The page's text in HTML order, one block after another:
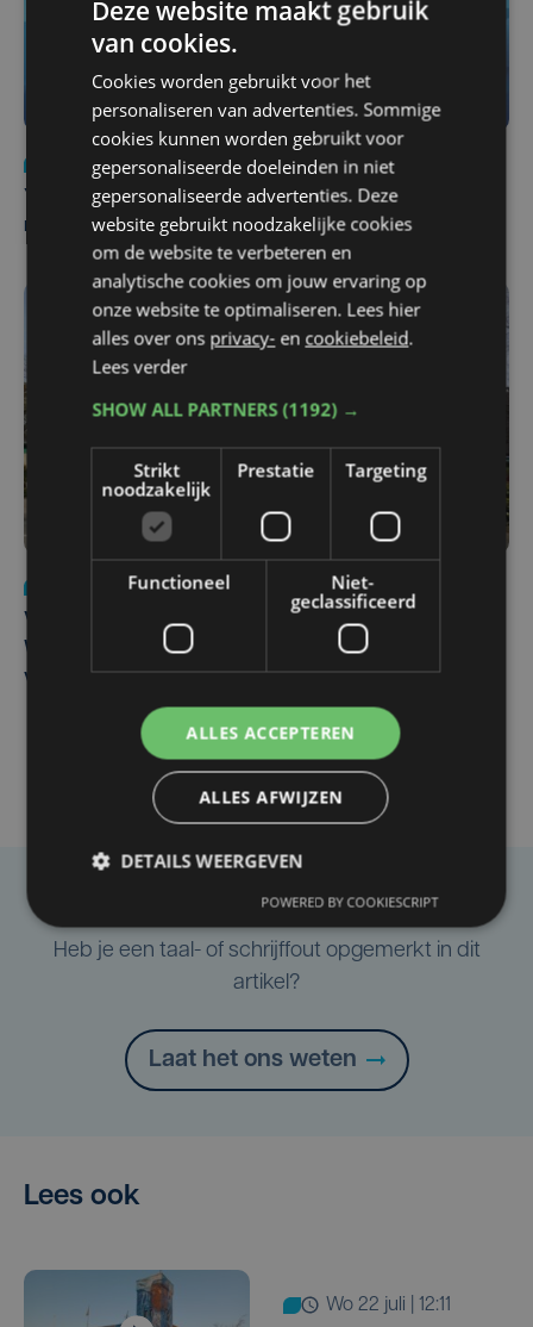
Nieuws
do 6 augustus | 21:30
Yaro (19), slachtoffer van vechtpartij, is na
maandenlange coma overleden
wo 5 augustus | 11:57
Vier Oostendse gynaecologen versterken dienst in AZ
West, dat ook een nieuwe voltijdse gynaecoloog
verwelkomt
Taalfout opgemerkt?
Heb je een taal- of schrijffout opgemerkt in dit
artikel?
Laat het ons weten
Lees ook
wo 22 juli | 12:11
Deze website maakt gebruik
van cookies.
Cookies worden gebruikt voor het
personaliseren van advertenties. Sommige
cookies kunnen worden gebruikt voor
gepersonaliseerde doeleinden in niet
gepersonaliseerde advertenties. Deze
website gebruikt noodzakelijke cookies
om de website te verbeteren en
analytische cookies om jouw ervaring op
onze website te optimaliseren. Lees hier
alles over ons privacy- en cookiebeleid.
Lees verder
SHOW ALL PARTNERS(1192) →
Strikt
noodzakelijk
Prestatie Targeting
Functioneel
Niet-
geclassificeerd
ALLES ACCEPTEREN
ALLES AFWIJZEN
DETAILS WEERGEVEN
POWERED BY COOKIESCRIPT